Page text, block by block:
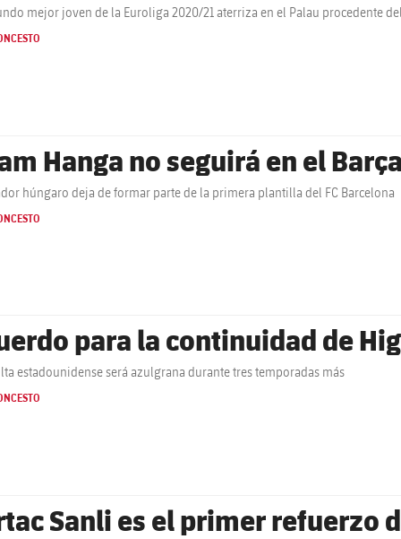
mejor joven de la Euroliga 2020/21 aterriza en el Palau procedente
Hanga no seguirá en el
húngaro deja de formar parte de la primera plantilla del FC Barcelona
para la continuidad de
estadounidense será azulgrana durante tres temporadas más
Sanli es el primer refuerzo